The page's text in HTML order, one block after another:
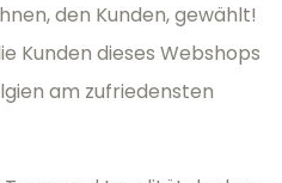
den Kunden, gewählt!
Kunden dieses Webshops
am zufriedensten